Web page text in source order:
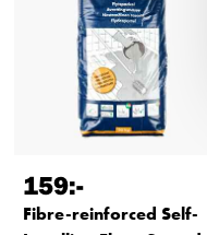
159:-
Fibre-reinforced Self-